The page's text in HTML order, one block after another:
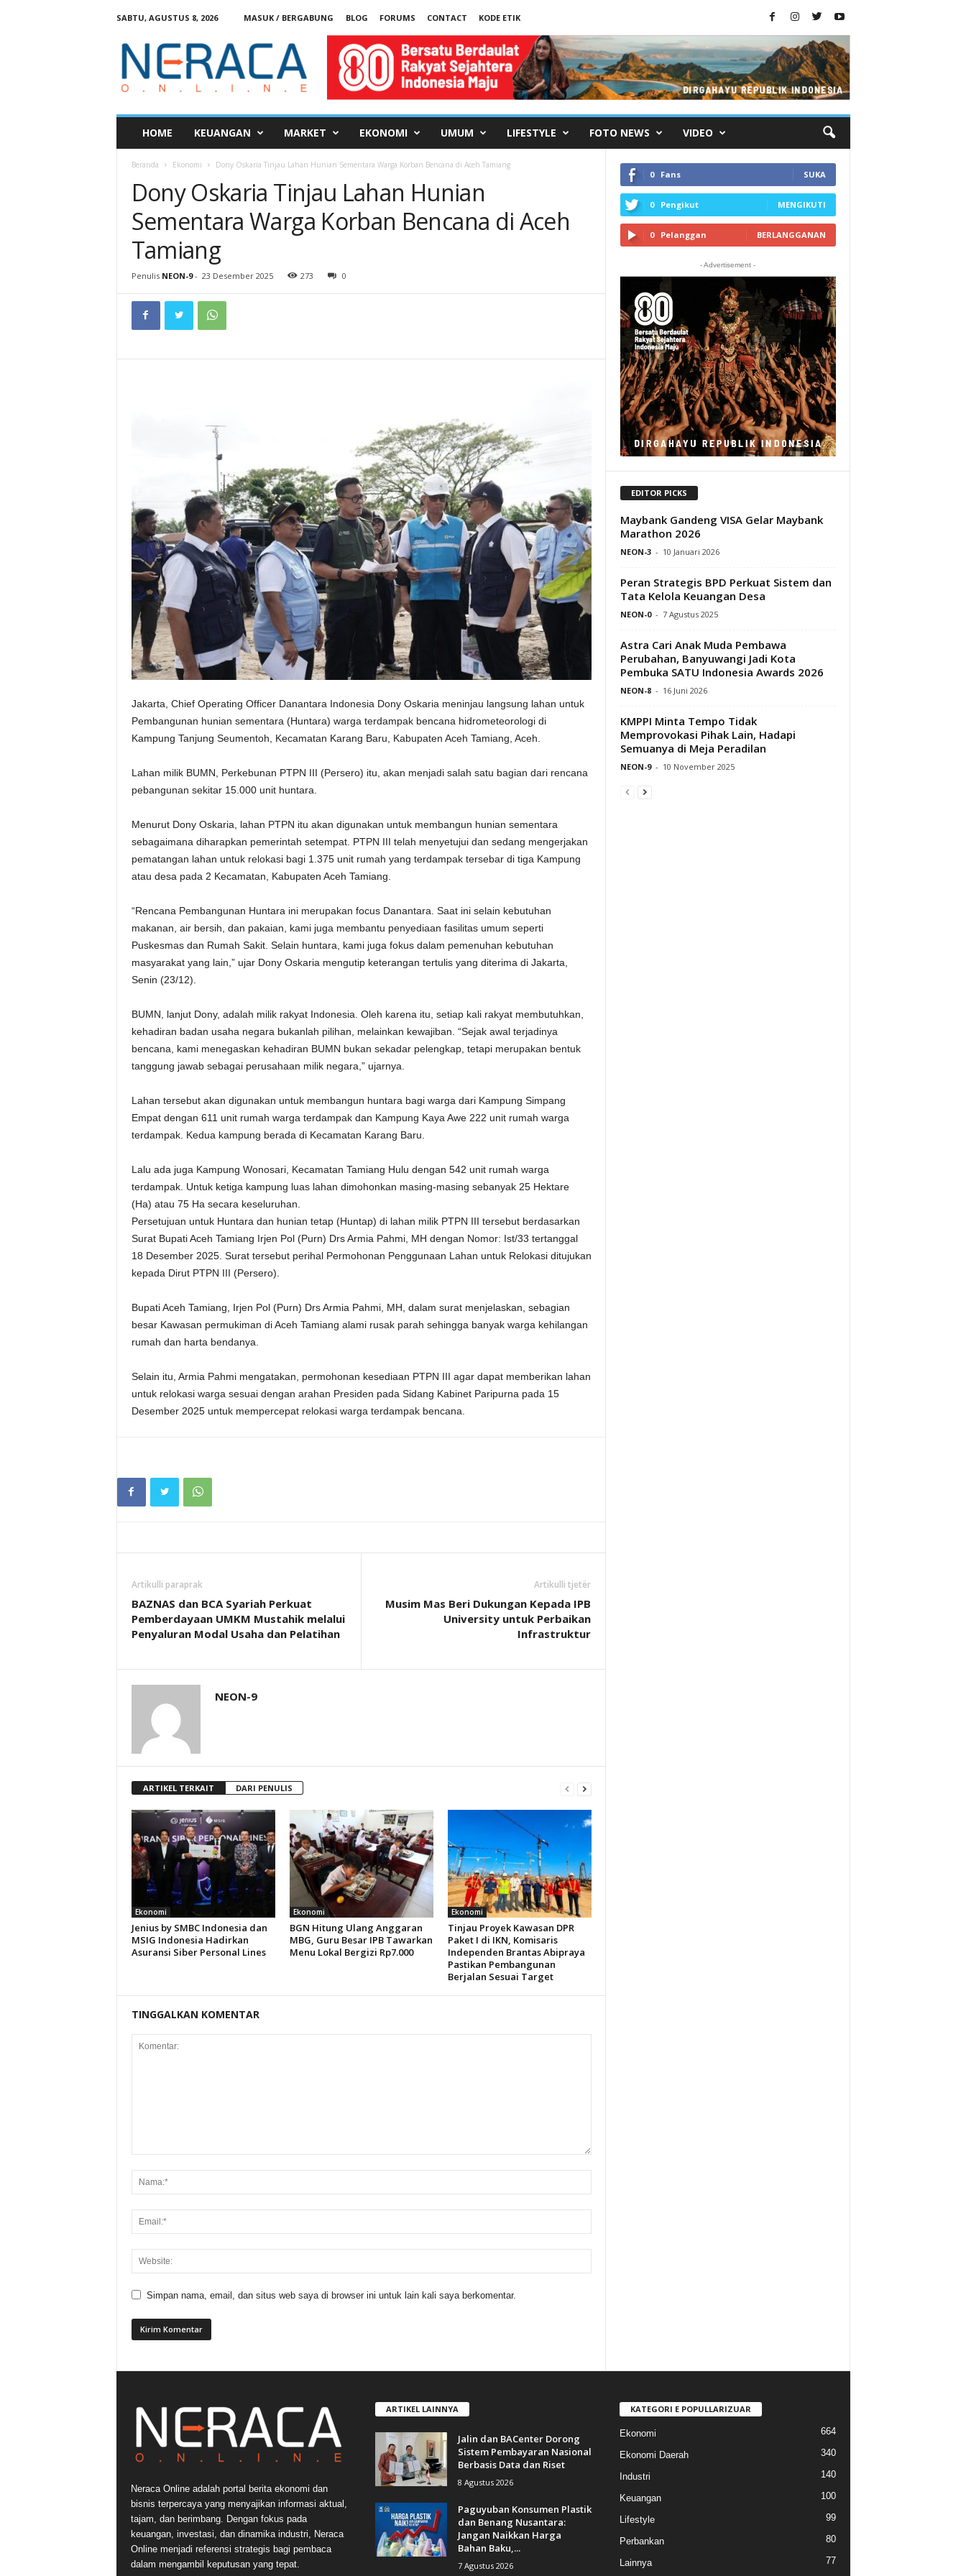
SABTU, AGUSTUS 8, 2026 MASUK / BERGABUNG BLOG FORUMS CONTACT
KODE ETIK
HOME KEUANGAN MARKET EKONOMI UMUM LIFESTYLE FOTO NEWS VIDEO
Beranda Ekonomi Dony Oskaria Tinjau Lahan Hunian Sementara Warga Korban Bencana di Aceh Tamiang
Dony Oskaria Tinjau Lahan Hunian
Sementara Warga Korban Bencana di Aceh
Tamiang
Penulis NEON-9- 23 Desember 2025 273 0
Jakarta, Chief Operating Officer Danantara Indonesia Dony Oskaria meninjau langsung lahan untuk
Pembangunan hunian sementara (Huntara) warga terdampak bencana hidrometeorologi di
Kampung Tanjung Seumentoh, Kecamatan Karang Baru, Kabupaten Aceh Tamiang, Aceh.
Lahan milik BUMN, Perkebunan PTPN III (Persero) itu, akan menjadi salah satu bagian dari rencana
pebangunan sekitar 15.000 unit huntara.
Menurut Dony Oskaria, lahan PTPN itu akan digunakan untuk membangun hunian sementara
sebagaimana diharapkan pemerintah setempat. PTPN III telah menyetujui dan sedang mengerjakan
pematangan lahan untuk relokasi bagi 1.375 unit rumah yang terdampak tersebar di tiga Kampung
atau desa pada 2 Kecamatan, Kabupaten Aceh Tamiang.
“Rencana Pembangunan Huntara ini merupakan focus Danantara. Saat ini selain kebutuhan
makanan, air bersih, dan pakaian, kami juga membantu penyediaan fasilitas umum seperti
Puskesmas dan Rumah Sakit. Selain huntara, kami juga fokus dalam pemenuhan kebutuhan
masyarakat yang lain,” ujar Dony Oskaria mengutip keterangan tertulis yang diterima di Jakarta,
Senin (23/12).
BUMN, lanjut Dony, adalah milik rakyat Indonesia. Oleh karena itu, setiap kali rakyat membutuhkan,
kehadiran badan usaha negara bukanlah pilihan, melainkan kewajiban. “Sejak awal terjadinya
bencana, kami menegaskan kehadiran BUMN bukan sekadar pelengkap, tetapi merupakan bentuk
tanggung jawab sebagai perusahaan milik negara,” ujarnya.
Lahan tersebut akan digunakan untuk membangun huntara bagi warga dari Kampung Simpang
Empat dengan 611 unit rumah warga terdampak dan Kampung Kaya Awe 222 unit rumah warga
terdampak. Kedua kampung berada di Kecamatan Karang Baru.
Lalu ada juga Kampung Wonosari, Kecamatan Tamiang Hulu dengan 542 unit rumah warga
terdampak. Untuk ketiga kampung luas lahan dimohonkan masing-masing sebanyak 25 Hektare
(Ha) atau 75 Ha secara keseluruhan.
Persetujuan untuk Huntara dan hunian tetap (Huntap) di lahan milik PTPN III tersebut berdasarkan
Surat Bupati Aceh Tamiang Irjen Pol (Purn) Drs Armia Pahmi, MH dengan Nomor: Ist/33 tertanggal
18 Desember 2025. Surat tersebut perihal Permohonan Penggunaan Lahan untuk Relokasi ditujukan
kepada Dirut PTPN III (Persero).
Bupati Aceh Tamiang, Irjen Pol (Purn) Drs Armia Pahmi, MH, dalam surat menjelaskan, sebagian
besar Kawasan permukiman di Aceh Tamiang alami rusak parah sehingga banyak warga kehilangan
rumah dan harta bendanya.
Selain itu, Armia Pahmi mengatakan, permohonan kesediaan PTPN III agar dapat memberikan lahan
untuk relokasi warga sesuai dengan arahan Presiden pada Sidang Kabinet Paripurna pada 15
Desember 2025 untuk mempercepat relokasi warga terdampak bencana.
Artikulli paraprak
BAZNAS dan BCA Syariah Perkuat
Pemberdayaan UMKM Mustahik melalui
Penyaluran Modal Usaha dan Pelatihan
Artikulli tjetër
Musim Mas Beri Dukungan Kepada IPB
University untuk Perbaikan
Infrastruktur
NEON-9
ARTIKEL TERKAIT DARI PENULIS
Ekonomi
Jenius by SMBC Indonesia dan
MSIG Indonesia Hadirkan
Asuransi Siber Personal Lines
Ekonomi
BGN Hitung Ulang Anggaran
MBG, Guru Besar IPB Tawarkan
Menu Lokal Bergizi Rp7.000
Ekonomi
Tinjau Proyek Kawasan DPR
Paket I di IKN, Komisaris
Independen Brantas Abipraya
Pastikan Pembangunan
Berjalan Sesuai Target
TINGGALKAN KOMENTAR
Simpan nama, email, dan situs web saya di browser ini untuk lain kali saya berkomentar.
0 Fans SUKA
0 Pengikut MENGIKUTI
0 Pelanggan BERLANGGANAN
- Advertisement -
EDITOR PICKS
Maybank Gandeng VISA Gelar Maybank
Marathon 2026
NEON-3 - 10 Januari 2026
Peran Strategis BPD Perkuat Sistem dan
Tata Kelola Keuangan Desa
NEON-0 - 7 Agustus 2025
Astra Cari Anak Muda Pembawa
Perubahan, Banyuwangi Jadi Kota
Pembuka SATU Indonesia Awards 2026
NEON-8 - 16 Juni 2026
KMPPI Minta Tempo Tidak
Memprovokasi Pihak Lain, Hadapi
Semuanya di Meja Peradilan
NEON-9 - 10 November 2025
Neraca Online adalah portal berita ekonomi dan
bisnis terpercaya yang menyajikan informasi aktual,
tajam, dan berimbang. Dengan fokus pada
keuangan, investasi, dan dinamika industri, Neraca
Online menjadi referensi strategis bagi pembaca
dalam mengambil keputusan yang tepat.
ARTIKEL LAINNYA
Jalin dan BACenter Dorong
Sistem Pembayaran Nasional
Berbasis Data dan Riset
8 Agustus 2026
Paguyuban Konsumen Plastik
dan Benang Nusantara:
Jangan Naikkan Harga
Bahan Baku,...
7 Agustus 2026
KATEGORI E POPULLARIZUAR
Ekonomi 664
Ekonomi Daerah 340
Industri 140
Keuangan 100
Lifestyle 99
Perbankan 80
Lainnya 77